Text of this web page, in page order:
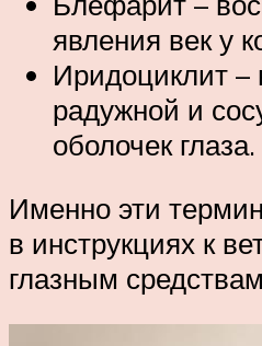
явления век у
Иридоциклит –
радужной и
оболочек глаза.
Именно эти
в инструкциях к
глазным